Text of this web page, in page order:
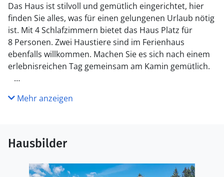
Das Haus ist stilvoll und gemütlich eingerichtet, hier
finden Sie alles, was für einen gelungenen Urlaub nötig
ist. Mit 4 Schlafzimmern bietet das Haus Platz für
8 Personen. Zwei Haustiere sind im Ferienhaus
ebenfalls willkommen. Machen Sie es sich nach einem
erlebnisreichen Tag gemeinsam am Kamin gemütlich.
im privaten Garten.
Den Fjord und eine Badestelle haben Sie hier direkt vor
der Haustür, ein Ruderboot gehört zum Haus.
Genießen Sie Ihren Aufenthalt in
Mehr anzeigen
Hausbilder